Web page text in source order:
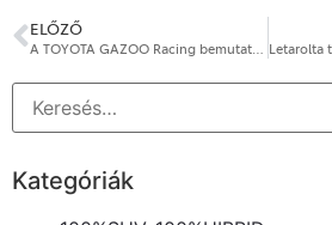
ELŐZŐ
Kategóriák